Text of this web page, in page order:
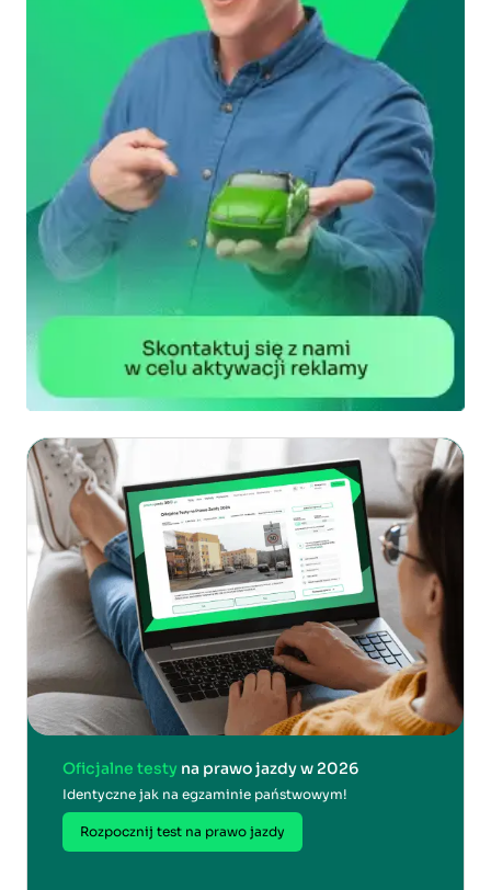
Oficjalne testy na prawo jazdy w 2026
Identyczne jak na egzaminie państwowym!
Rozpocznij test na prawo jazdy